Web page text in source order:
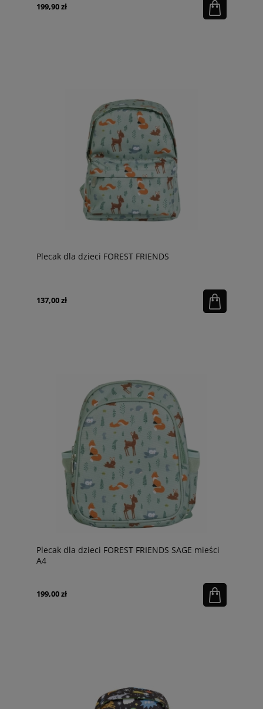
199,90 zł
Plecak dla dzieci FOREST FRIENDS
137,00 zł
Plecak dla dzieci FOREST FRIENDS SAGE mieści
A4
199,00 zł